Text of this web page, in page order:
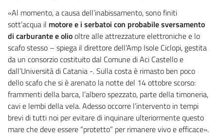
«Al momento, a causa dell’inabissamento, sono finiti
sott’acqua il motore e i serbatoi con probabile sversamento
di carburante e oliooltre alle attrezzature elettroniche e lo
scafo stesso – spiega il direttore dell’Amp Isole Ciclopi, gestita
da un consorzio costituito dal Comune di Aci Castello e
dall’Università di Catania -. Sulla costa è rimasto ben poco
dello scafo che si è arenato la notte del 14 ottobre scorso:
frammenti della barca, l’albero spezzato, parte della timoneria,
cavi e lembi della vela. Adesso occorre l’intervento in tempi
brevi di tutti noi per evitare di inquinare ulteriormente questo
mare che deve essere “protetto” per rimanere vivo e efficace».